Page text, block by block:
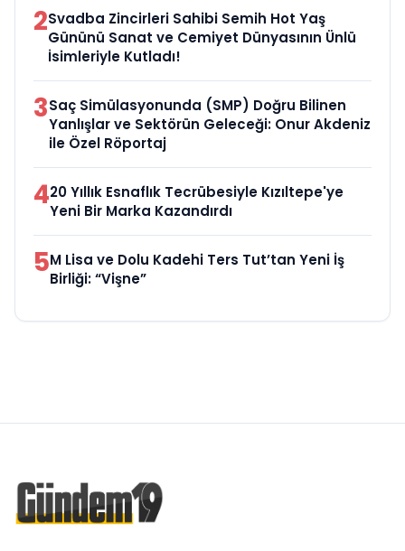
2Svadba Zincirleri Sahibi Semih Hot Yaş
Gününü Sanat ve Cemiyet Dünyasının Ünlü
İsimleriyle Kutladı!
3Saç Simülasyonunda (SMP) Doğru Bilinen
Yanlışlar ve Sektörün Geleceği: Onur Akdeniz
ile Özel Röportaj
420 Yıllık Esnaflık Tecrübesiyle Kızıltepe'ye
Yeni Bir Marka Kazandırdı
5M Lisa ve Dolu Kadehi Ters Tut’tan Yeni İş
Birliği: “Vişne”